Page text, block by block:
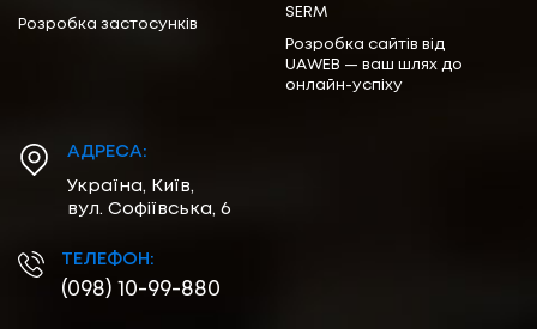
Розробка застосунків
SERM
Розробка сайтів від
UAWEB — ваш шлях до
онлайн-успіху
АДРЕСА:
Україна, Київ,
вул. Софіївська, 6
ТЕЛЕФОН:
(098) 10-99-880